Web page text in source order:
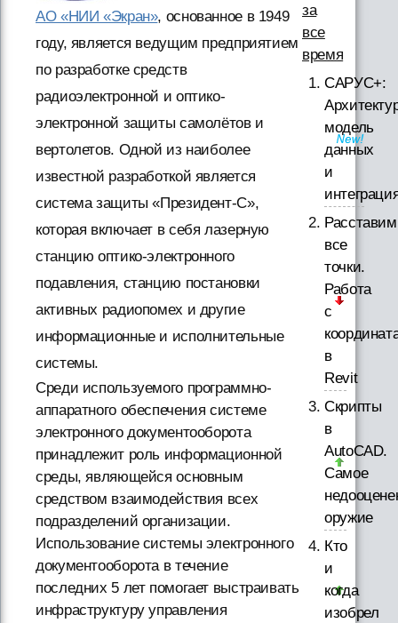
АО «НИИ «Экран», основанное в 1949
году, является ведущим предприятием
по разработке средств
радиоэлектронной и оптико-
электронной защиты самолётов и
вертолетов. Одной из наиболее
известной разработкой является
система защиты «Президент-С»,
которая включает в себя лазерную
станцию оптико-электронного
подавления, станцию постановки
активных радиопомех и другие
информационные и исполнительные
системы.
Среди используемого программно-
аппаратного обеспечения системе
электронного документооборота
принадлежит роль информационной
среды, являющейся основным
средством взаимодействия всех
подразделений организации.
Использование системы электронного
документооборота в течение
последних 5 лет помогает выстраивать
инфраструктуру управления
за
все
время
САРУС+:
модель
данных
и
Расставим
все
точки.
Работа
с
в
Revit
Скрипты
в
AutoCAD.
Самое
оружие
Кто
и
когда
изобрел